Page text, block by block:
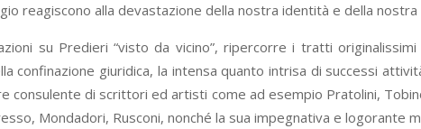
reagiscono alla devastazione della nostra identità e della
su Predieri “visto da vicino”, ripercorre i tratti
confinazione giuridica, la intensa quanto intrisa di successi
consulente di scrittori ed artisti come ad esempio Pratolini,
Mondadori, Rusconi, nonché la sua impegnativa e logorante